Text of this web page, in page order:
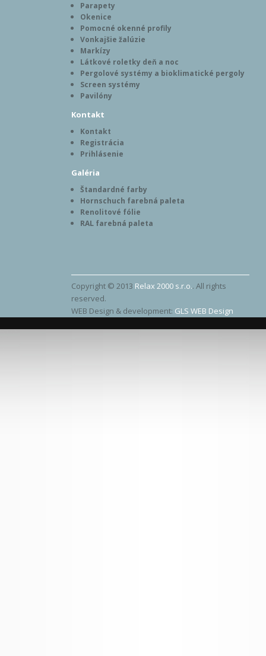
Parapety
Okenice
Pomocné okenné profily
Vonkajšie žalúzie
Markízy
Látkové roletky deň a noc
Pergolové systémy a bioklimatické pergoly
Screen systémy
Pavilóny
Kontakt
Kontakt
Registrácia
Prihlásenie
Galéria
Štandardné farby
Hornschuch farebná paleta
Renolitové fólie
RAL farebná paleta
Copyright © 2013 Relax 2000 s.r.o.. All rights
reserved.
WEB Design & development: GLS WEB Design